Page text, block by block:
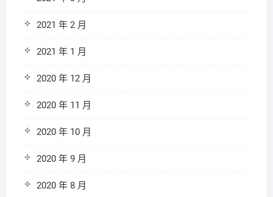
2021 年 2 月
2021 年 1 月
2020 年 12 月
2020 年 11 月
2020 年 10 月
2020 年 9 月
2020 年 8 月